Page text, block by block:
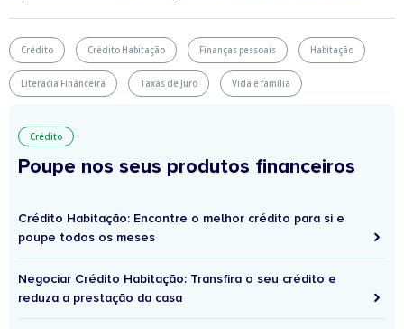
Crédito Crédito Habitação Finanças pessoais Habitação
Literacia Financeira Taxas de Juro Vida e família
Crédito
Poupe nos seus produtos financeiros
Crédito Habitação: Encontre o melhor crédito para si e
poupe todos os meses
Negociar Crédito Habitação: Transfira o seu crédito e
reduza a prestação da casa